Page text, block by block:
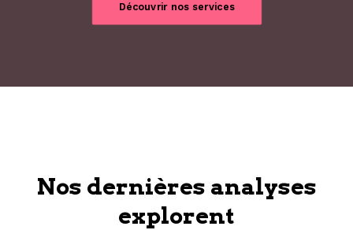
Découvrir nos services
Nos dernières analyses
explorent